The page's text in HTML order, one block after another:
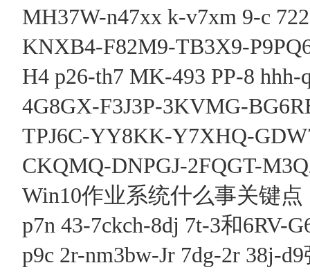
MH37W-n47xx k-v7xm 9-c
KNXB4-F82M9-TB3X9-
H4 p26-th7 MK-493 PP-8 hhh-
4G8GX-F3J3P-3KVMG-
TPJ6C-YY8KK-Y7XHQ-
CKQMQ-DNPGJ-2FQGT-
Win10作业系统什么事关键点
p7n 43-7ckch-8dj 7t-3和6RV-
p9c 2r-nm3bw-Jr 7dg-2r 38j-